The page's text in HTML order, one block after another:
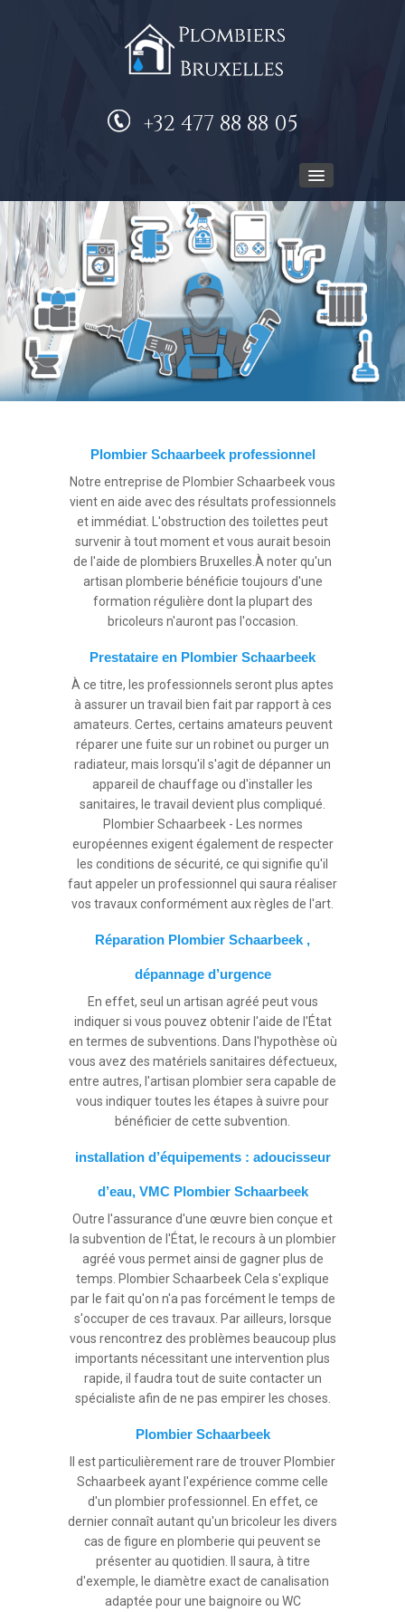
+32 477 88 88 05
ACCUEIL
PLOMBIER
NOS SERVICES
DEVIS GRATUIT
Plombier Schaarbeek professionnel
Notre entreprise de Plombier Schaarbeek vous
vient en aide avec des résultats professionnels
et immédiat. L'obstruction des toilettes peut
survenir à tout moment et vous aurait besoin
de l'aide de plombiers Bruxelles.À noter qu'un
artisan plomberie bénéficie toujours d'une
formation régulière dont la plupart des
bricoleurs n'auront pas l'occasion.
Prestataire en Plombier Schaarbeek
À ce titre, les professionnels seront plus aptes
à assurer un travail bien fait par rapport à ces
amateurs. Certes, certains amateurs peuvent
réparer une fuite sur un robinet ou purger un
radiateur, mais lorsqu'il s'agit de dépanner un
appareil de chauffage ou d'installer les
sanitaires, le travail devient plus compliqué.
Plombier Schaarbeek - Les normes
européennes exigent également de respecter
les conditions de sécurité, ce qui signifie qu'il
faut appeler un professionnel qui saura réaliser
vos travaux conformément aux règles de l'art.
Réparation Plombier Schaarbeek ,
dépannage d’urgence
En effet, seul un artisan agréé peut vous
indiquer si vous pouvez obtenir l'aide de l'État
en termes de subventions. Dans l'hypothèse où
vous avez des matériels sanitaires défectueux,
entre autres, l'artisan plombier sera capable de
vous indiquer toutes les étapes à suivre pour
bénéficier de cette subvention.
installation d’équipements : adoucisseur
d’eau, VMC Plombier Schaarbeek
Outre l'assurance d'une œuvre bien conçue et
la subvention de l'État, le recours à un plombier
agréé vous permet ainsi de gagner plus de
temps. Plombier Schaarbeek Cela s'explique
par le fait qu'on n'a pas forcément le temps de
s'occuper de ces travaux. Par ailleurs, lorsque
vous rencontrez des problèmes beaucoup plus
importants nécessitant une intervention plus
rapide, il faudra tout de suite contacter un
spécialiste afin de ne pas empirer les choses.
Plombier Schaarbeek
Il est particulièrement rare de trouver Plombier
Schaarbeek ayant l'expérience comme celle
d'un plombier professionnel. En effet, ce
dernier connaît autant qu'un bricoleur les divers
cas de figure en plomberie qui peuvent se
présenter au quotidien. Il saura, à titre
d'exemple, le diamètre exact de canalisation
adaptée pour une baignoire ou WC